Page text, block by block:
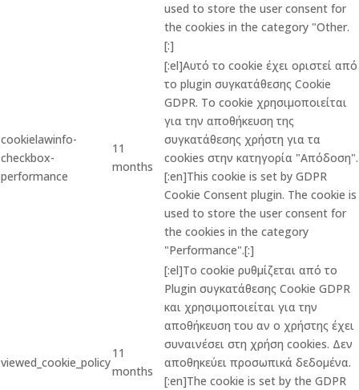
used to store the user consent for
the cookies in the category "Other.
[:]
cookielawinfo-
checkbox-
performance
11
months
[:el]Αυτό το cookie έχει οριστεί από
το plugin συγκατάθεσης Cookie
GDPR. Το cookie χρησιμοποιείται
για την αποθήκευση της
συγκατάθεσης χρήστη για τα
cookies στην κατηγορία "Απόδοση".
[:en]This cookie is set by GDPR
Cookie Consent plugin. The cookie is
used to store the user consent for
the cookies in the category
"Performance".[:]
viewed_cookie_policy
11
months
[:el]Το cookie ρυθμίζεται από το
Plugin συγκατάθεσης Cookie GDPR
και χρησιμοποιείται για την
αποθήκευση του αν ο χρήστης έχει
συναινέσει στη χρήση cookies. Δεν
αποθηκεύει προσωπικά δεδομένα.
[:en]The cookie is set by the GDPR